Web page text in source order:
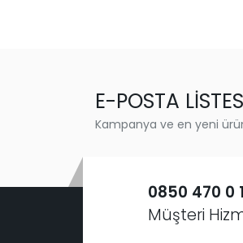
E-POSTA
Kampanya ve en yeni
0850 470 0
Müşteri